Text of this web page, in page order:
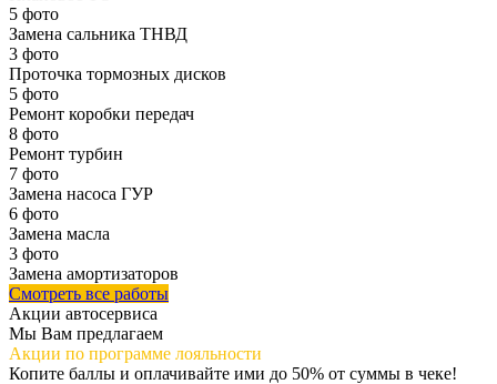
5 фото
Замена сальника ТНВД
3 фото
Проточка тормозных дисков
5 фото
Ремонт коробки передач
8 фото
Ремонт турбин
7 фото
Замена насоса ГУР
6 фото
Замена масла
3 фото
Замена амортизаторов
Смотреть все работы
Акции автосервиса
Мы Вам предлагаем
Акции по программе лояльности
Копите баллы и оплачивайте ими до 50% от суммы в чеке!